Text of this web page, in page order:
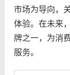
市场为导向，
体验。在未来
牌之一，为消
服务。